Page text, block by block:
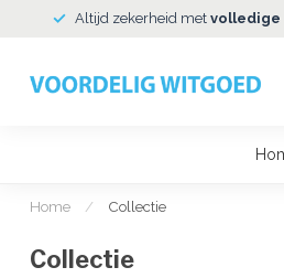
Altijd zekerheid met volledige
Home / Collectie
Collectie